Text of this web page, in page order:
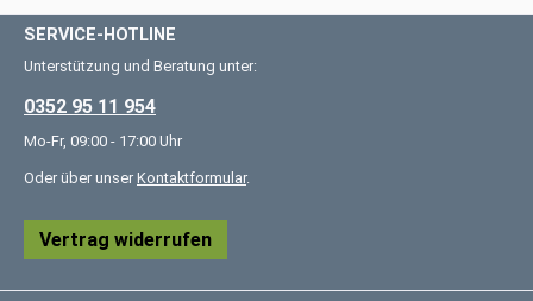
SERVICE-HOTLINE
Unterstützung und Beratung unter:
0352 95 11 954
Mo-Fr, 09:00 - 17:00 Uhr
Oder über unser Kontaktformular.
Vertrag widerrufen